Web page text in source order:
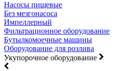
Насосы пищевые
Без мезгонасоса
Импеллерный
Фильтрационное оборудование
Бутылкомоечные машины
Оборудование для розлива
Укупорочное оборудование